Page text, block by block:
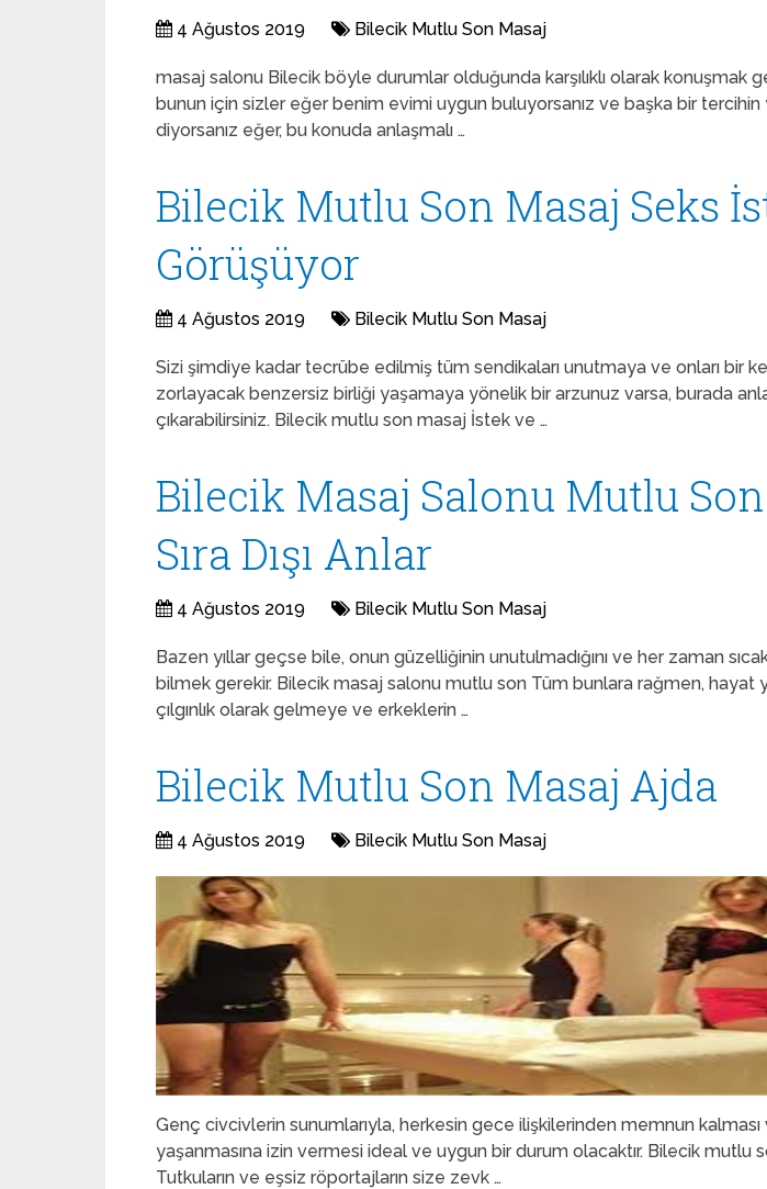
4 Ağustos 2019 Bilecik Mutlu Son Masaj
masaj salonu Bilecik böyle durumlar olduğunda karşılıklı olarak konuşmak
bunun için sizler eğer benim evimi uygun buluyorsanız ve başka bir tercihin
diyorsanız eğer, bu konuda anlaşmalı …
Bilecik Mutlu Son Masaj Seks
Görüşüyor
4 Ağustos 2019 Bilecik Mutlu Son Masaj
Sizi şimdiye kadar tecrübe edilmiş tüm sendikaları unutmaya ve onları bir
zorlayacak benzersiz birliği yaşamaya yönelik bir arzunuz varsa, burada
çıkarabilirsiniz. Bilecik mutlu son masaj İstek ve …
Bilecik Masaj Salonu Mutlu
Sıra Dışı Anlar
4 Ağustos 2019 Bilecik Mutlu Son Masaj
Bazen yıllar geçse bile, onun güzelliğinin unutulmadığını ve her zaman sıcak
bilmek gerekir. Bilecik masaj salonu mutlu son Tüm bunlara rağmen, hayat
çılgınlık olarak gelmeye ve erkeklerin …
Bilecik Mutlu Son Masaj Ajda
4 Ağustos 2019 Bilecik Mutlu Son Masaj
Genç civcivlerin sunumlarıyla, herkesin gece ilişkilerinden memnun kalması
yaşanmasına izin vermesi ideal ve uygun bir durum olacaktır. Bilecik mutlu
Tutkuların ve eşsiz röportajların size zevk …